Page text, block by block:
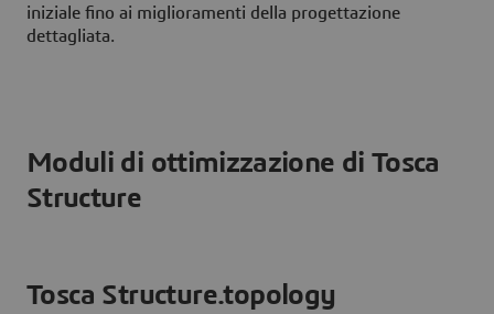
iniziale fino ai miglioramenti della progettazione
dettagliata.
Moduli di ottimizzazione di Tosca
Structure
Tosca Structure.topology